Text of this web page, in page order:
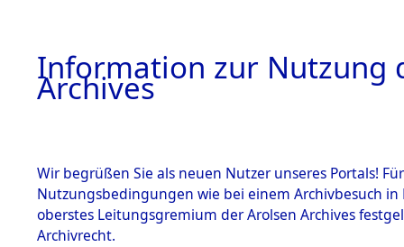
Information zur Nutzung
Archives
Wir begrüßen Sie als neuen Nutzer unseres Portals!
Nutzungsbedingungen wie bei einem Archivbesuch
oberstes Leitungsgremium der Arolsen Archives
Archivrecht.